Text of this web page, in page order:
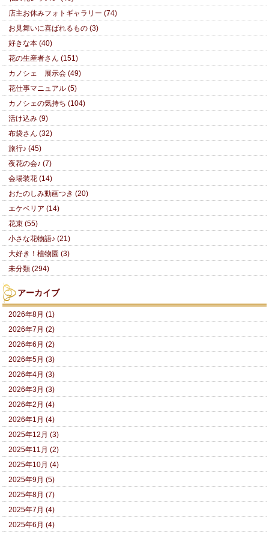
店主お休みフォトギャラリー (74)
お見舞いに喜ばれるもの (3)
好きな本 (40)
花の生産者さん (151)
カノシェ 展示会 (49)
花仕事マニュアル (5)
カノシェの気持ち (104)
活け込み (9)
布袋さん (32)
旅行♪ (45)
夜花の会♪ (7)
会場装花 (14)
おたのしみ動画つき (20)
エケベリア (14)
花束 (55)
小さな花物語♪ (21)
大好き！植物園 (3)
未分類 (294)
アーカイブ
2026年8月 (1)
2026年7月 (2)
2026年6月 (2)
2026年5月 (3)
2026年4月 (3)
2026年3月 (3)
2026年2月 (4)
2026年1月 (4)
2025年12月 (3)
2025年11月 (2)
2025年10月 (4)
2025年9月 (5)
2025年8月 (7)
2025年7月 (4)
2025年6月 (4)